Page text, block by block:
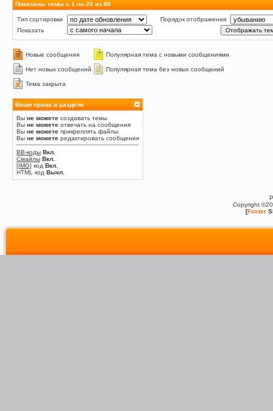
Показаны темы с 1 по 20 из 89
Тип сортировки
Порядок отображения
Показать
Новые сообщения Популярная тема с новыми сообщениями
Нет новых сообщений Популярная тема без новых сообщений
Тема закрыта
Ваши права в разделе
Вы не можете создавать темы
Вы не можете отвечать на сообщения
Вы не можете прикреплять файлы
Вы не можете редактировать сообщения
BB-коды Вкл.
Смайлы Вкл.
[IMG] код Вкл.
HTML код Выкл.
Copyright
[Foxter